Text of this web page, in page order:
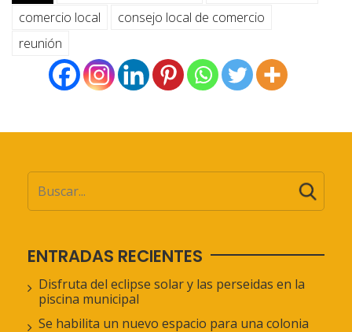
comercio local
consejo local de comercio
reunión
ENTRADAS RECIENTES
Disfruta del eclipse solar y las perseidas en la
piscina municipal
Se habilita un nuevo espacio para una colonia